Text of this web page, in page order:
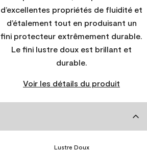
d’excellentes propriétés de fluidité et
d’étalement tout en produisant un
fini protecteur extrêmement durable.
Le fini lustre doux est brillant et
durable.
Voir les détails du produit
Lustre Doux